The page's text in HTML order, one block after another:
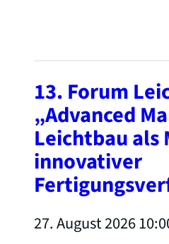
13. Forum
„Advanced
Leichtbau als
innovativer
27. August 2026